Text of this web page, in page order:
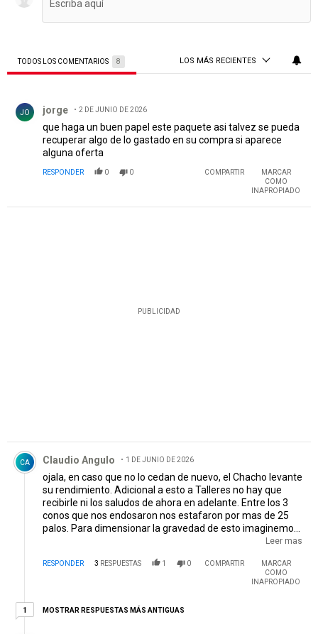
TODOS LOS COMENTARIOS 8 LOS MÁS RECIENTES
JO jorge 2 DE JUNIO DE 2026
que haga un buen papel este paquete asi talvez se pueda
recuperar algo de lo gastado en su compra si aparece
alguna oferta
RESPONDER 0 0 COMPARTIR
MARCAR
COMO
INAPROPIADO
PUBLICIDAD
Comentario de Claudio Angulo.
CA Claudio Angulo 1 DE JUNIO DE 2026
ojala, en caso que no lo cedan de nuevo, el Chacho levante
su rendimiento. Adicional a esto a Talleres no hay que
recibirle ni los saludos de ahora en adelante. Entre los 3
conos que nos endosaron nos estafaron por mas de 25
palos. Para dimensionar la gravedad de esto imaginemos
que la Plata que nos ingresó por Julián Álvarez pasó
guita se la quedó Fassi, así de grave fue lo que sucedió.
Leer mas
RESPONDER 3 RESPUESTAS 1 0 COMPARTIR
MARCAR
COMO
INAPROPIADO
11 respuesta más antiguas
MOSTRAR RESPUESTAS MÁS ANTIGUAS